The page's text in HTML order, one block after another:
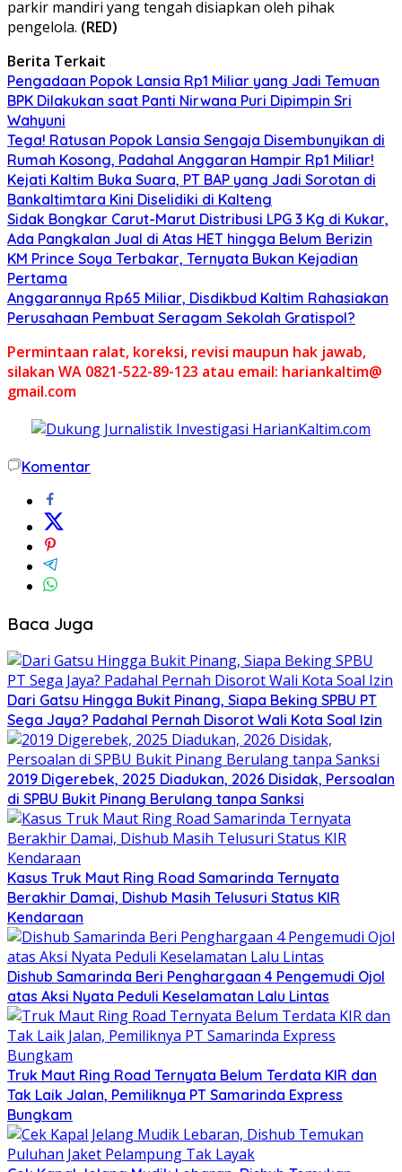
parkir mandiri yang tengah disiapkan oleh pihak
pengelola. (RED)
Berita Terkait
Pengadaan Popok Lansia Rp1 Miliar yang Jadi Temuan
BPK Dilakukan saat Panti Nirwana Puri Dipimpin Sri
Wahyuni
Tega! Ratusan Popok Lansia Sengaja Disembunyikan di
Rumah Kosong, Padahal Anggaran Hampir Rp1 Miliar!
Kejati Kaltim Buka Suara, PT BAP yang Jadi Sorotan di
Bankaltimtara Kini Diselidiki di Kalteng
Sidak Bongkar Carut-Marut Distribusi LPG 3 Kg di Kukar,
Ada Pangkalan Jual di Atas HET hingga Belum Berizin
KM Prince Soya Terbakar, Ternyata Bukan Kejadian
Pertama
Anggarannya Rp65 Miliar, Disdikbud Kaltim Rahasiakan
Perusahaan Pembuat Seragam Sekolah Gratispol?
Permintaan ralat, koreksi, revisi maupun hak jawab,
silakan WA 0821-522-89-123 atau email: hariankaltim@
gmail.com
Komentar
Baca Juga
Dari Gatsu Hingga Bukit Pinang, Siapa Beking SPBU PT
Sega Jaya? Padahal Pernah Disorot Wali Kota Soal Izin
2019 Digerebek, 2025 Diadukan, 2026 Disidak, Persoalan
di SPBU Bukit Pinang Berulang tanpa Sanksi
Kasus Truk Maut Ring Road Samarinda Ternyata
Berakhir Damai, Dishub Masih Telusuri Status KIR
Kendaraan
Dishub Samarinda Beri Penghargaan 4 Pengemudi Ojol
atas Aksi Nyata Peduli Keselamatan Lalu Lintas
Truk Maut Ring Road Ternyata Belum Terdata KIR dan
Tak Laik Jalan, Pemiliknya PT Samarinda Express
Bungkam